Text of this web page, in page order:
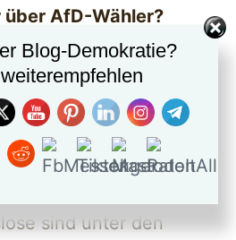
AfD-Wähler?
mehrere
zusammen. Demnach
überdurchschnittlich
und im Alter von 45 bis
und Bildung
sind unter den
Blog-Demokratie?